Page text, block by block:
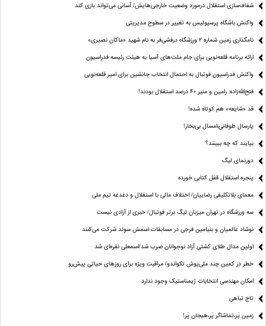
شفاف‌سازی استقلال درمورد وضعیت خارجی‌هایش/ آسانی می‌تواند بازی کند
واکنش باشگاه پرسپولیس به تغییر در سطوح مدیریتی
نامگذاری زمین شماره ۲ ورزشگاه درفشی‌فر به نام شهید «ماکان نصیری»
ارائه برنامه‌ قلعه‌نویی برای جام ملت‌های آسیا به هیئت رئیسه فدراسیون
واکنش فدراسیون فوتبال به احتمال انتخاب جانشین برای امیر قلعه‌نویی
فتح‌الله‌زاده: رامین و منیر 40 درصد استقلال بودند!
قد «شایعه» هم کوتاه شده!
پارسال طوفانی،امسال بی‌بخار!
بیایند که چه ببینند؟
دورنمای لیگ
پنجره‌ استقلال قفل کتابی خورده
معمای بلاتکلیفی رضاییان/ اختلاف مالی با استقلال و دغدغه تیم ملی
سه ورزشگاه در تهران میزبان لیگ برتر فوتبال/ خبری از آزادی نیست
نوشاد عالمیان و بنیامین فرجی در مسابقات اسمش سوئد شرکت می‌کنند
اولین مدال طلای کشتی آزاد نوجوانان ضرب شد/اسمعلی نقره‌ای شد
خطر در کمین چند ملی‌پوش تکواندو/ مراقبت ویژه برای روزهای حیاتی پیش‌رو
امکان مهندسی انتخابات ژیمناستیک وجود ندارد
تاج تباهی
زمین پَر،تماشاگر پَر،هیجان پَر!